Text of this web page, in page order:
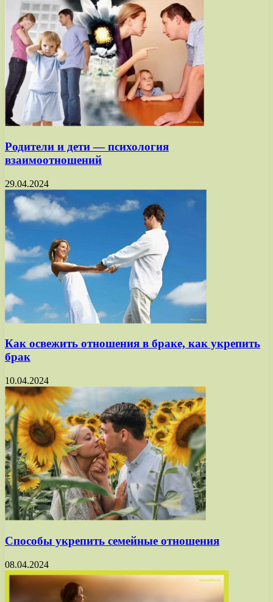
Родители и дети — психология
взаимоотношений
29.04.2024
Как освежить отношения в браке, как укрепить
брак
10.04.2024
Способы укрепить семейные отношения
08.04.2024